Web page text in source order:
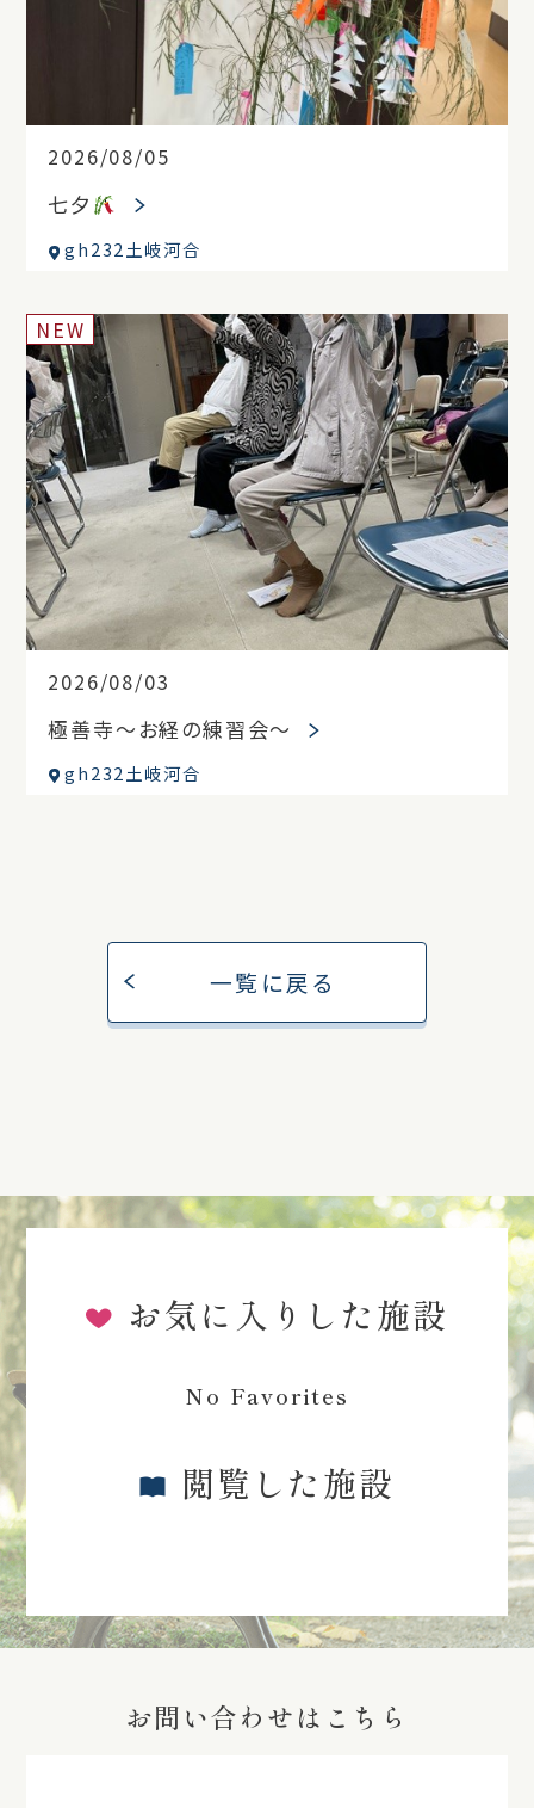
2026/08/05
七夕
gh232土岐河合
2026/08/03
NEW
極善寺～お経の練習会～
gh232土岐河合
一覧に戻る
お気に入りした施設
No Favorites
閲覧した施設
お問い合わせはこちら